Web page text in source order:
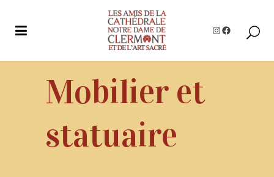
Instagram
Facebook
Mobilier et
statuaire